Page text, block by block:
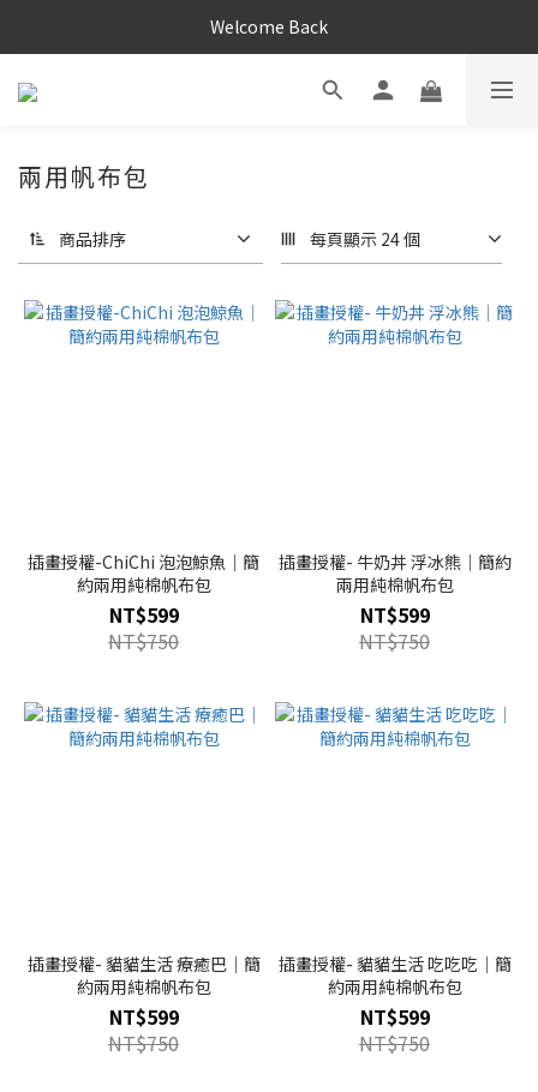
Welcome Back
兩用帆布包
商品排序 每頁顯示 24 個
插畫授權-ChiChi 泡泡鯨魚｜簡
約兩用純棉帆布包
NT$599
NT$750
插畫授權- 牛奶丼 浮冰熊｜簡約
兩用純棉帆布包
NT$599
NT$750
插畫授權- 貓貓生活 療癒巴｜簡
約兩用純棉帆布包
NT$599
NT$750
插畫授權- 貓貓生活 吃吃吃｜簡
約兩用純棉帆布包
NT$599
NT$750